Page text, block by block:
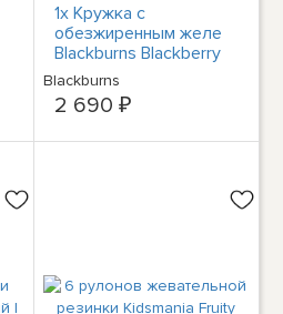
1x Кружка с
обезжиренным желе
Blackburns Blackberry
Flavor | 18 унций |
Легко намазывается
Blackburns
2 690 ₽